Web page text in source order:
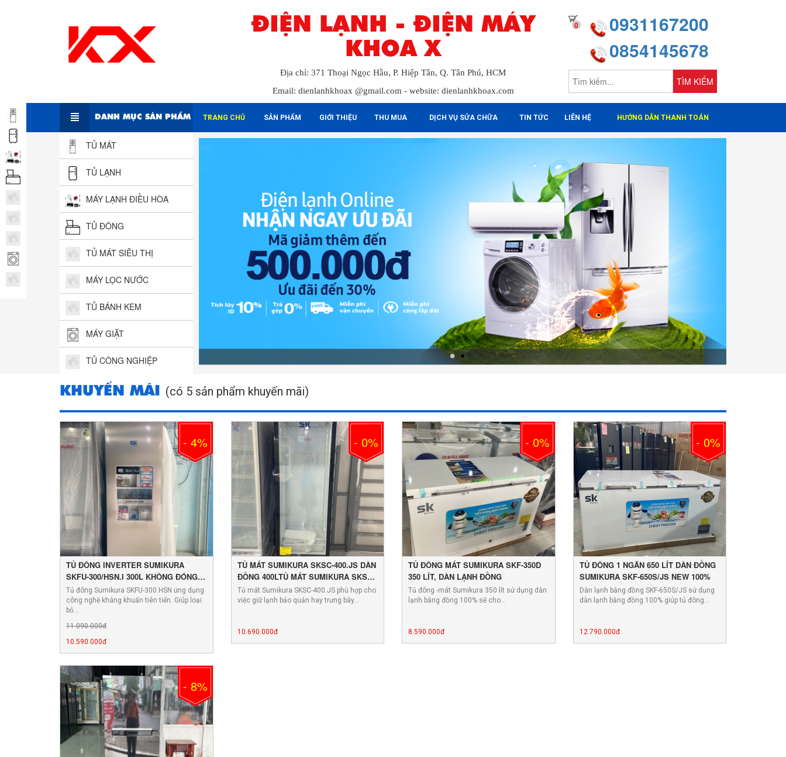
ĐIỆN LẠNH - ĐIỆN MÁY
KHOA X
Địa chỉ: 371 Thoại Ngọc Hầu, P. Hiệp Tân, Q. Tân Phú, HCM
Email: dienlanhkhoax @gmail.com - website: dienlanhkhoax.com
0
0931167200
0854145678
TÌM KIẾM
DANH MỤC SẢN PHẨM TRANG CHỦ SẢN PHẨM GIỚI THIỆU THU MUA DỊCH VỤ SỬA CHỮA TIN TỨC LIÊN HỆ HƯỚNG DẪN THANH TOÁN
TỦ MÁT
TỦ LẠNH
MÁY LẠNH ĐIỀU HÒA
TỦ ĐÔNG
TỦ MÁT SIÊU THỊ
MÁY LỌC NƯỚC
TỦ BÁNH KEM
MÁY GIẶT
TỦ CÔNG NGHIỆP
KHUYẾN MÃI (có 5 sản phẩm khuyến mãi)
- 4%
TỦ ĐÔNG INVERTER SUMIKURA
SKFU-300/HSN.I 300L KHÔNG ĐÓNG
TUYẾT
Tủ đông Sumikura SKFU-300.HSN ứng dụng
công nghệ kháng khuẩn tiên tiến. Giúp loại
bỏ…
11.090.000đ
10.590.000đ
- 0%
TỦ MÁT SUMIKURA SKSC-400.JS DÀN
ĐỒNG 400LTỦ MÁT SUMIKURA SKSC-
400.JS DÀN ĐỒNG 400L
Tủ mát Sumikura SKSC-400.JS phù hợp cho
việc giữ lạnh bảo quản hay trưng bày…
10.690.000đ
- 0%
TỦ ĐÔNG MÁT SUMIKURA SKF-350D
350 LÍT, DÀN LẠNH ĐỒNG
Tủ đông -mát Sumikura 350 lít sử dụng dàn
lạnh bằng đồng 100% sẽ cho…
8.590.000đ
- 0%
TỦ ĐÔNG 1 NGĂN 650 LÍT DÀN ĐỒNG
SUMIKURA SKF-650S/JS NEW 100%
Dàn lạnh bằng đồng SKF-650S/JS sử dụng
dàn lạnh bằng đồng 100% giúp tủ đông…
12.790.000đ
- 8%